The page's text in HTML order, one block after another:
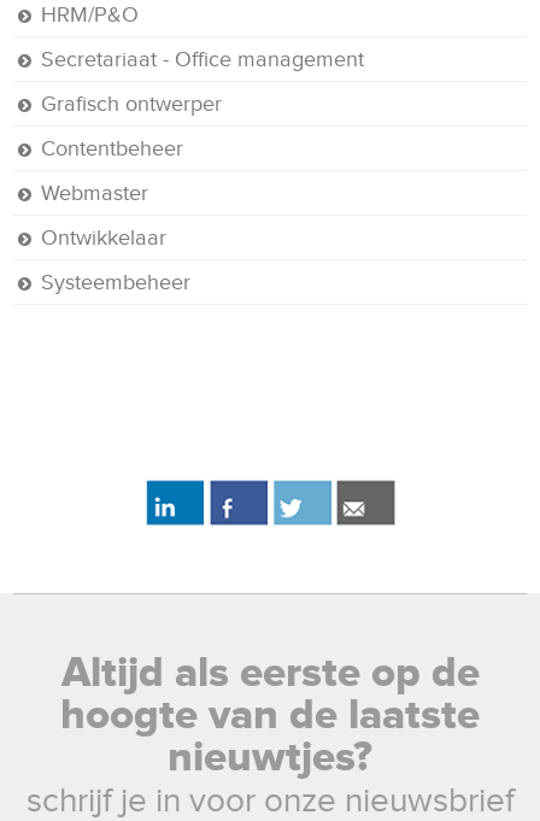
HRM/P&O
Secretariaat - Office management
Grafisch ontwerper
Contentbeheer
Webmaster
Ontwikkelaar
Systeembeheer
Altijd als eerste op de
hoogte van de laatste
nieuwtjes?
schrijf je in voor onze nieuwsbrief